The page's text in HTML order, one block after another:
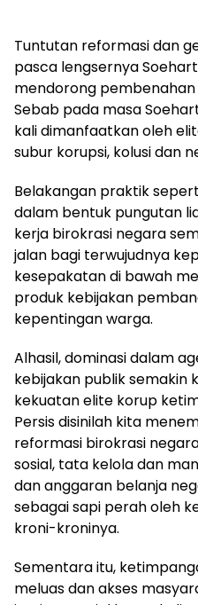
Tuntutan reformasi dan
pasca lengsernya
mendorong
Sebab pada masa
kali dimanfaatkan oleh
subur korupsi, kolusi dan
Belakangan praktik
dalam bentuk pungutan
kerja birokrasi negara
jalan bagi terwujudnya
kesepakatan di bawah
produk kebijakan
kepentingan warga.
Alhasil, dominasi dalam
kebijakan publik semakin
kekuatan elite korup
Persis disinilah kita
reformasi birokrasi
sosial, tata kelola dan
dan anggaran belanja
sebagai sapi perah oleh
kroni-kroninya.
Sementara itu,
meluas dan akses